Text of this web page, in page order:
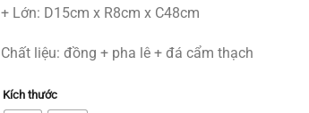
+ Lớn: D15cm x R8cm x C48cm
Chất liệu: đồng + pha lê + đá cẩm thạch
Kích thước